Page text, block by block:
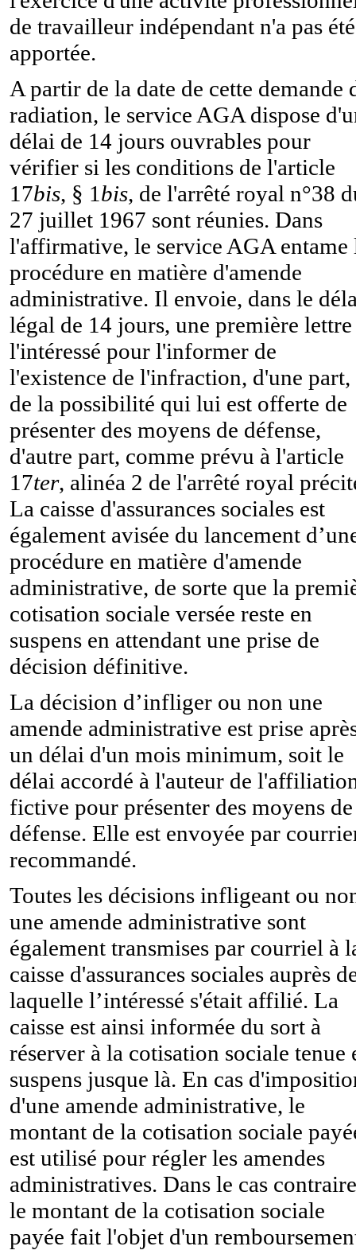
de travailleur indépendant n'a pas été
apportée.
A partir de la date de cette demande
radiation, le service AGA dispose
délai de 14 jours ouvrables pour
vérifier si les conditions de l'article
17bis, § 1bis, de l'arrêté royal n°38
27 juillet 1967 sont réunies. Dans
l'affirmative, le service AGA entame
procédure en matière d'amende
administrative. Il envoie, dans le
légal de 14 jours, une première lettre
l'intéressé pour l'informer de
l'existence de l'infraction, d'une part,
de la possibilité qui lui est offerte de
présenter des moyens de défense,
d'autre part, comme prévu à l'article
17ter, alinéa 2 de l'arrêté royal
La caisse d'assurances sociales est
également avisée du lancement
procédure en matière d'amende
administrative, de sorte que la
cotisation sociale versée reste en
suspens en attendant une prise de
décision définitive.
La décision d’infliger ou non une
amende administrative est prise
un délai d'un mois minimum, soit le
délai accordé à l'auteur de
fictive pour présenter des moyens de
défense. Elle est envoyée par
recommandé.
Toutes les décisions infligeant ou
une amende administrative sont
également transmises par courriel à
caisse d'assurances sociales auprès
laquelle l’intéressé s'était affilié. La
caisse est ainsi informée du sort à
réserver à la cotisation sociale tenue
suspens jusque là. En cas
d'une amende administrative, le
montant de la cotisation sociale
est utilisé pour régler les amendes
administratives. Dans le cas
le montant de la cotisation sociale
payée fait l'objet d'un